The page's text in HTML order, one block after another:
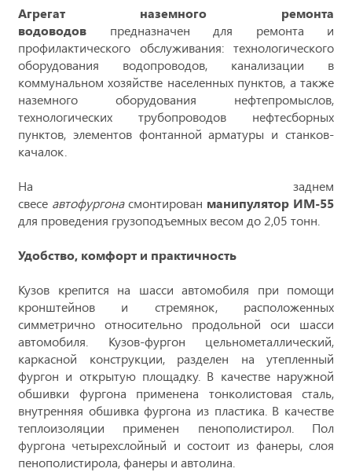
Агрегат наземного ремонта
водоводов предназначен для ремонта и
профилактического обслуживания: технологического
оборудования водопроводов, канализации в
коммунальном хозяйстве населенных пунктов, а также
наземного оборудования нефтепромыслов,
технологических трубопроводов нефтесборных
пунктов, элементов фонтанной арматуры и станков-
качалок.
На заднем
свесе автофургонасмонтирован манипулятор ИМ-55
для проведения грузоподъемных весом до 2,05 тонн.
Удобство, комфорт и практичность
Кузов крепится на шасси автомобиля при помощи
кронштейнов и стремянок, расположенных
симметрично относительно продольной оси шасси
автомобиля. Кузов-фургон цельнометаллический,
каркасной конструкции, разделен на утепленный
фургон и открытую площадку. В качестве наружной
обшивки фургона применена тонколистовая сталь,
внутренняя обшивка фургона из пластика. В качестве
теплоизоляции применен пенополистирол. Пол
фургона четырехслойный и состоит из фанеры, слоя
пенополистирола, фанеры и автолина.